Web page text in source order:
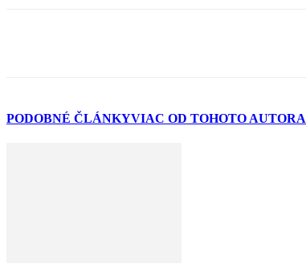
PODOBNÉ ČLÁNKYVIAC OD TOHOTO AUTORA